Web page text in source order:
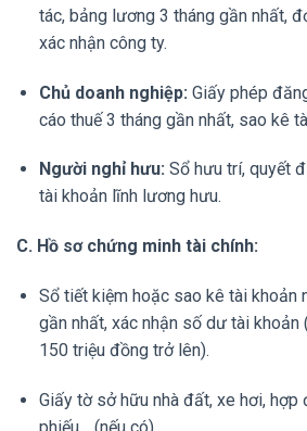
tác, bảng lương 3 tháng gần nhất,
xác nhận công ty.
Chủ doanh nghiệp: Giấy phép
cáo thuế 3 tháng gần nhất, sao kê
Người nghỉ hưu: Sổ hưu trí, quyết
tài khoản lĩnh lương hưu.
C. Hồ sơ chứng minh tài chính:
Sổ tiết kiệm hoặc sao kê tài khoản
gần nhất, xác nhận số dư tài
150 triệu đồng trở lên).
Giấy tờ sở hữu nhà đất, xe hơi, hợp